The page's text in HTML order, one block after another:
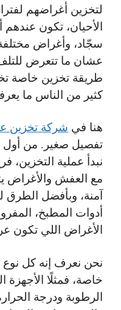
لتخزين أغراضهم
الأحيان، تكون
سجّاد، وأغراض
عشان ما تتعرض
طريقة تخزين خاصة
كثير من الناس ما
هنا في شركة تخزين
تفصيل صغير. من أول
نبدأ عملية التخزين،
مع العفش والأغراض
آمنة، وبأفضل الطرق
أدوات المطبخ،
الأغراض اللي تكون
نحن نعرف إنه كل
خاصة، فمثلًا الأجهزة
الرطوبة ودرجة